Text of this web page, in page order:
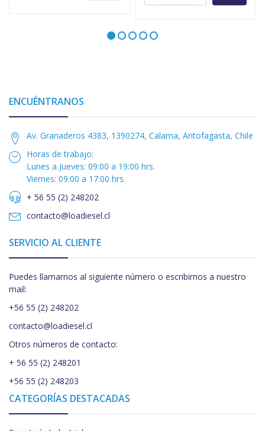
ENCUÉNTRANOS
Av. Granaderos 4383, 1390274, Calama, Antofagasta, Chile
Horas de trabajo:
Lunes a Jueves: 09:00 a 19:00 hrs.
Viernes: 09:00 a 17:00 hrs.
+ 56 55 (2) 248202
contacto@loadiesel.cl
SERVICIO AL CLIENTE
Puedes llamarnos al siguiente número o escribirnos a nuestro
mail:
+56 55 (2) 248202
contacto@loadiesel.cl
Otros números de contacto:
+ 56 55 (2) 248201
+56 55 (2) 248203
CATEGORÍAS DESTACADAS